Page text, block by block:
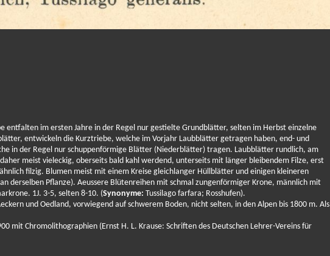
entfalten im ersten Jahre in der Regel nur gestielte Grundblätter, selten im Herbst einzelne
entwickeln die Kurztriebe, welche im Vorjahr Laubblätter getragen haben, end- und
in der Regel nur schuppenförmige Blätter (Niederblätter) tragen. Laubblätter rundlich, am
meist vieleckig, oberseits bald kahl werdend, unterseits mit länger bleibendem Filze, erst
filzig. Blumen meist mit einem Kreise gleichlanger Hüllblätter und einigen kleineren
derselben Pflanze). Aeussere Blütenreihen mit schmal zungenförmiger Krone, männlich mit
1J. 3-5, selten 8-10. (Synonyme: Tussilago farfara; Rosshufen).
und Oedland, vorwiegend auf schwerem Boden, nicht selten, in den Alpen bis 1800 m. Als
mit Chromolithographien (Ernst H. L. Krause: Schriften des Deutschen Lehrer-Vereins für